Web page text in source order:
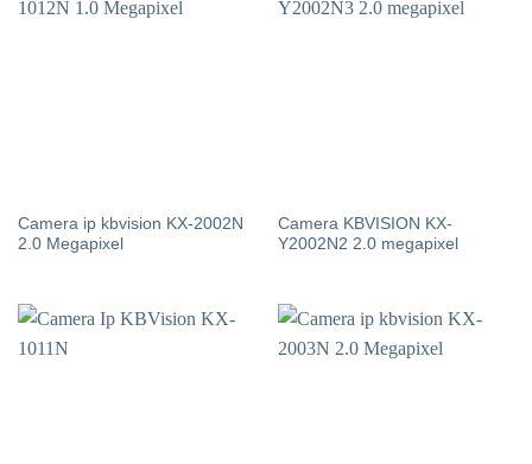
Camera ip kbvision KX-2002N
2.0 Megapixel
Camera KBVISION KX-
Y2002N2 2.0 megapixel